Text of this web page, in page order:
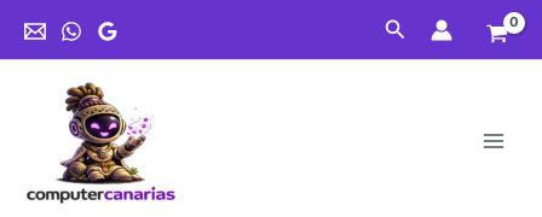
Buscar